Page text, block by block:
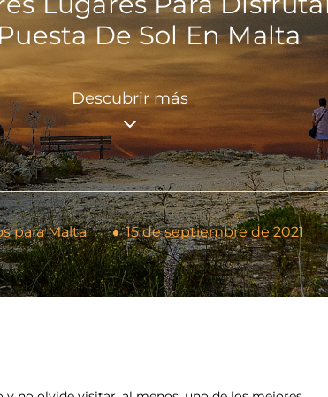
De Sol En Malta
Descubrir más
para Malta 15 de septiembre de 2021